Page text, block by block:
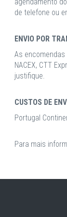
de telefone ou
ENVIO POR
As
NACEX, CTT
justifique.
CUSTOS DE
Portugal
Para mais